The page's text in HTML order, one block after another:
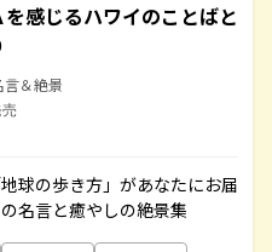
を感じるハワイのことばと
言＆絶景
球の歩き方」があなたにお届
名言と癒やしの絶景集